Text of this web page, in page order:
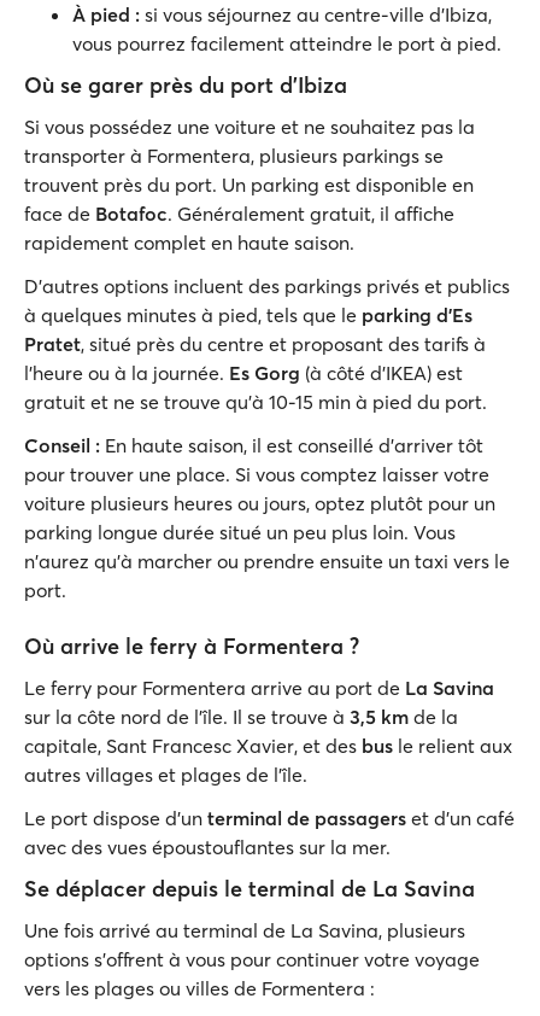
À pied : si vous séjournez au centre-ville d'Ibiza,
vous pourrez facilement atteindre le port à pied.
Où se garer près du port d'Ibiza
Si vous possédez une voiture et ne souhaitez pas la
transporter à Formentera, plusieurs parkings se
trouvent près du port. Un parking est disponible en
face de Botafoc. Généralement gratuit, il affiche
rapidement complet en haute saison.
D'autres options incluent des parkings privés et publics
à quelques minutes à pied, tels que le parking d'Es
Pratet, situé près du centre et proposant des tarifs à
l'heure ou à la journée. Es Gorg (à côté d'IKEA) est
gratuit et ne se trouve qu'à 10-15 min à pied du port.
Conseil : En haute saison, il est conseillé d'arriver tôt
pour trouver une place. Si vous comptez laisser votre
voiture plusieurs heures ou jours, optez plutôt pour un
parking longue durée situé un peu plus loin. Vous
n'aurez qu'à marcher ou prendre ensuite un taxi vers le
port.
Où arrive le ferry à Formentera ?
Le ferry pour Formentera arrive au port de La Savina
sur la côte nord de l'île. Il se trouve à 3,5 km de la
capitale, Sant Francesc Xavier, et des bus le relient aux
autres villages et plages de l'île.
Le port dispose d'un terminal de passagers et d'un café
avec des vues époustouflantes sur la mer.
Se déplacer depuis le terminal de La Savina
Une fois arrivé au terminal de La Savina, plusieurs
options s'offrent à vous pour continuer votre voyage
vers les plages ou villes de Formentera :